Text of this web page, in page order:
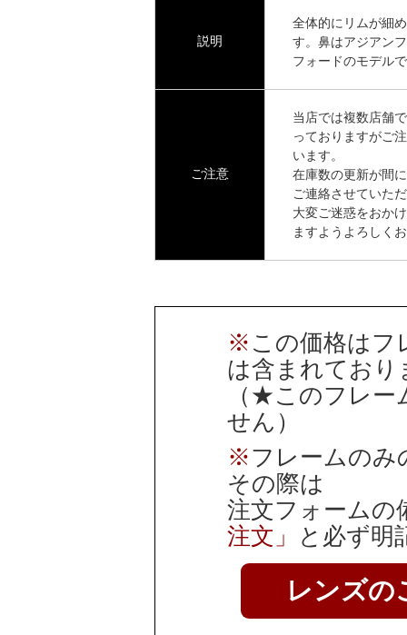
説明
全体的にリムが細
す。鼻はアジアン
フォードのモデル
ご注意
当店では複数店舗
っておりますがご
います。
在庫数の更新が間
ご連絡させていた
大変ご迷惑をおか
ますようよろしく
※ この価格はフ
は含まれており
（★このフレー
せん）
※フレームのみ
その際は
注文フォームの
注文」
と必ず明
レンズの